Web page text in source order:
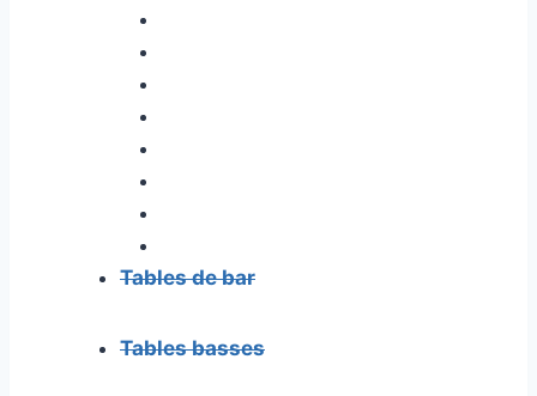
Tables de bar
Tables basses